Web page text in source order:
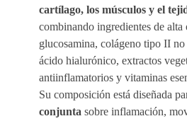
cartílago, los músculos y el
combinando ingredientes de alta
glucosamina, colágeno tipo II no
ácido hialurónico, extractos
antiinflamatorios y vitaminas
Su composición está diseñada
conjunta sobre inflamación,